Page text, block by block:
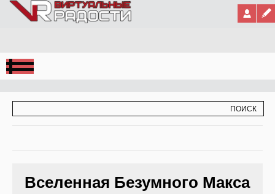
Jump to Navigation
Вселенная Безумного Макса